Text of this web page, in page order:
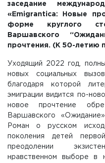
заседание
«Emigrantica: Новые
форме круглого
Варшавского
прочтения. (К 50-летию
Уходящий 2022 год,
новых социальных
благодаря которой
эмиграции видится по-
новое прочтение
Варшавского
Роман о русском
поколения детей
преодолении
нравственном выборе в